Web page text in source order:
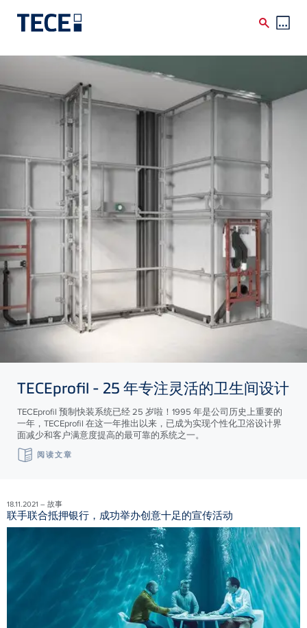
Skip to main content
TECEprofil - 25 年专注灵活的卫生间设计
TECEprofil 预制快装系统已经 25 岁啦！1995 年是公司历史上重要的
一年，TECEprofil 在这一年推出以来，已成为实现个性化卫浴设计界
面减少和客户满意度提高的最可靠的系统之一。
阅读文章
18.11.2021 – 故事
联手联合抵押银行，成功举办创意十足的宣传活动